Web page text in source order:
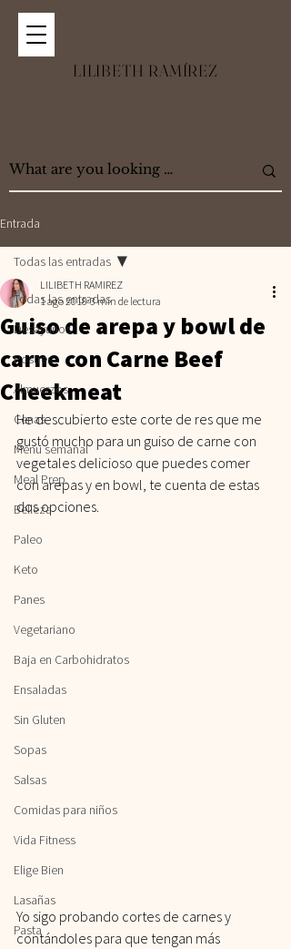
LILIBETH RAMÍREZ
Entrada
Todas las entradas
Desayunos
Postres
Almuerzos
Cenas
Menu semanal
Meal Prep
Belleza
Paleo
Keto
Panes
Vegetariano
Baja en Carbohidratos
Ensaladas
Sin Gluten
Sopas
Salsas
Comidas para niños
Vida Fitness
Elige Bien
Lasañas
Pasta
Todas las entradas
Guiso de arepa y bowl de
carne con Carne Beef
Cheekmeat
LILIBETH RAMIREZ
1 ago 2018 3 min de lectura
He descubierto este corte de res que me
gustó mucho para un guiso de carne con
vegetales delicioso que puedes comer
con arepas y en bowl, te cuenta de estas
dos opciones.
Yo sigo probando cortes de carnes y
contándoles para que tengan más